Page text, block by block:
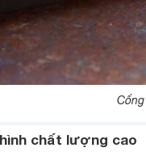
hình chất lượng cao